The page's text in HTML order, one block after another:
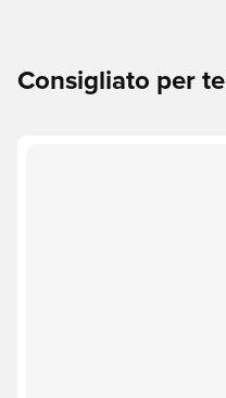
Consigliato per te